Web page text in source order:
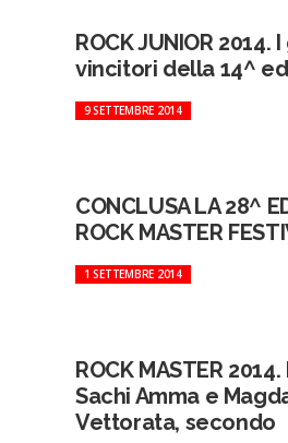
ROCK JUNIOR 2014.
vincitori della 14^
9 SETTEMBRE 2014
CONCLUSA LA 28^
ROCK MASTER
1 SETTEMBRE 2014
ROCK MASTER
Sachi Amma e
Vettorata, secondo